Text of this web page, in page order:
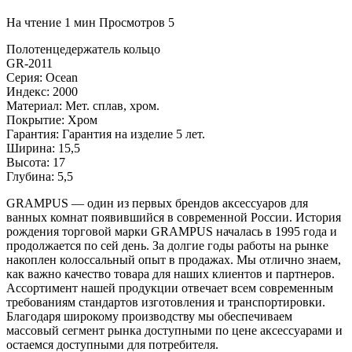
На чтение 1 мин Просмотров 5
Полотенцедержатель кольцо
GR-2011
Серия: Ocean
Индекс: 2000
Материал: Мет. сплав, хром.
Покрытие: Хром
Гарантия: Гарантия на изделие 5 лет.
Ширина: 15,5
Высота: 17
Глубина: 5,5
GRAMPUS — один из первых брендов аксессуаров для
ванных комнат появившийся в современной России. История
рождения торговой марки GRAMPUS началась в 1995 года и
продолжается по сей день. За долгие годы работы на рынке
накоплен колоссальный опыт в продажах. Мы отлично знаем,
как важно качество товара для наших клиентов и партнеров.
Ассортимент нашей продукции отвечает всем современным
требованиям стандартов изготовления и транспортировки.
Благодаря широкому производству мы обеспечиваем
массовый сегмент рынка доступными по цене аксессуарами и
остаемся доступными для потребителя.